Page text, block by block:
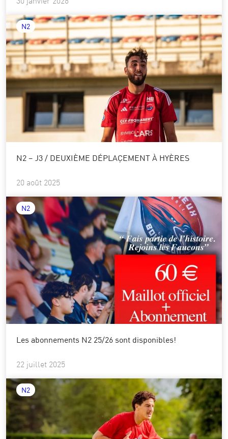
N2
N2 – J3 / DEUXIÈME DÉPLAÇEMENT À HYÈRES
20 août 2025
N2
Les abonnements N2 25/26 sont disponibles!
22 juillet 2025
N2